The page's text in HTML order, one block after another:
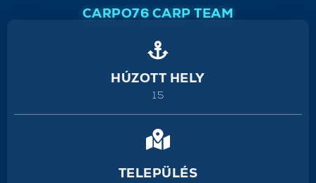
CARPO76 CARP TEAM
HÚZOTT HELY
15
TELEPÜLÉS